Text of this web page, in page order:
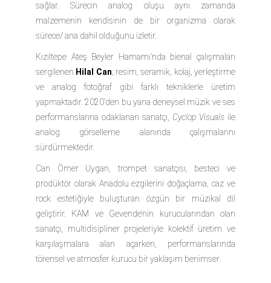
sağlar. Sürecin analog oluşu aynı zamanda
malzemenin kendisinin de bir organizma olarak
sürece/ ana dahil olduğunu izletir.
Kızıltepe Ateş Beyler Hamamı’nda bienal çalışmaları
sergilenen Hilal Can; resim, seramik, kolaj, yerleştirme
ve analog fotoğraf gibi farklı tekniklerle üretim
yapmaktadır. 2020’den bu yana deneysel müzik ve ses
performanslarına odaklanan sanatçı, Cyclop Visuals ile
analog görselleme alanında çalışmalarını
sürdürmektedir.
Can Ömer Uygan, trompet sanatçısı, besteci ve
prodüktör olarak Anadolu ezgilerini doğaçlama, caz ve
rock estetiğiyle buluşturan özgün bir müzikal dil
geliştirir. KAM ve Gevende’nin kurucularından olan
sanatçı, multidisipliner projeleriyle kolektif üretim ve
karşılaşmalara alan açarken, performanslarında
törensel ve atmosfer kurucu bir yaklaşım benimser.